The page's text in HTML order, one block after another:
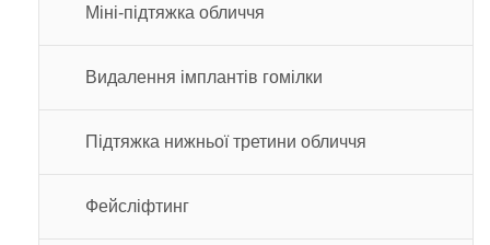
Міні-підтяжка обличчя
Видалення імплантів гомілки
Підтяжка нижньої третини обличчя
Фейсліфтинг